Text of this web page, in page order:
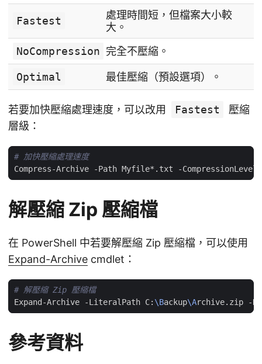
Fastest
處理時間短，但檔案大小較
大。
NoCompression 完全不壓縮。
Optimal 最佳壓縮（預設選項）。
若要加快壓縮處理速度，可以改用 Fastest
壓縮
層級：
# 加快壓縮處理速度
解壓縮 Zip 壓縮檔
在 PowerShell 中若要解壓縮 Zip 壓縮檔，可以使用
Expand-Archive cmdlet：
# 解壓縮 Zip 壓縮檔
Expand-Archive -LiteralPath C: \Backup\Archive.zip -
參考資料